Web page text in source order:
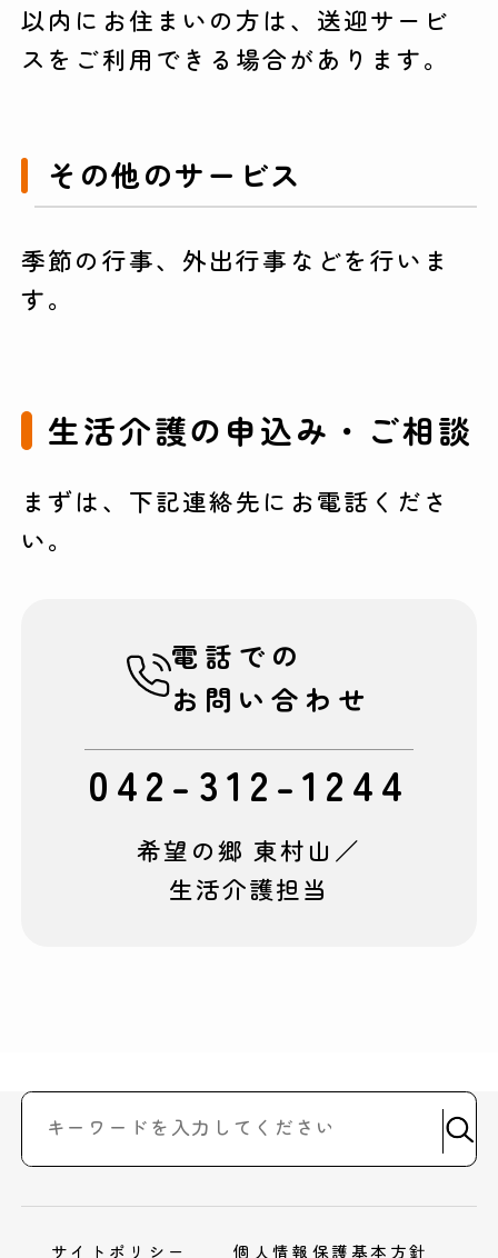
以内にお住まいの方は、送迎サービ
スをご利用できる場合があります。
その他のサービス
季節の行事、外出行事などを行いま
す。
生活介護の申込み・ご相談
まずは、下記連絡先にお電話くださ
い。
電話での
お問い合わせ
042-312-1244
希望の郷 東村山／
生活介護担当
サイトポリシー 個人情報保護基本方針